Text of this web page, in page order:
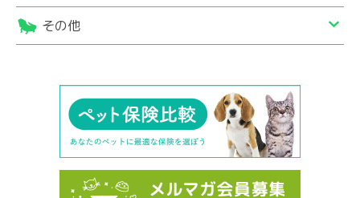
その他